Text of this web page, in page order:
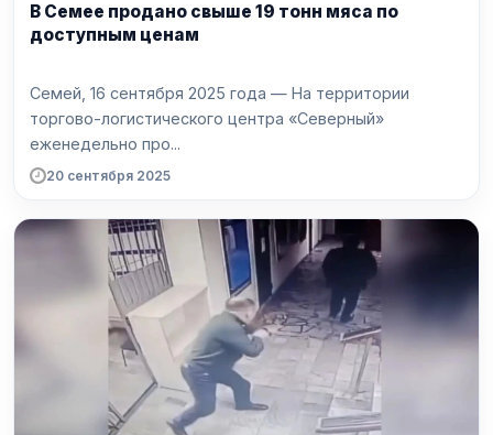
В Семее продано свыше 19 тонн мяса по
доступным ценам
Семей, 16 сентября 2025 года — На территории
торгово-логистического центра «Северный»
еженедельно про...
20 сентября 2025